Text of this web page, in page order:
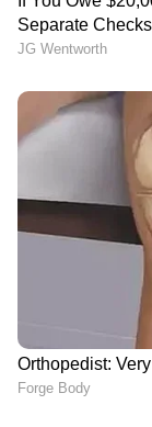
രാജ്യത്തെ
ജര്‍മനി
സാധിച്ചത്.
പരിക്കിനെ
ശൈലി,
മറിച്ചൊരു
വളര്‍ച്ചയ്ക്ക്